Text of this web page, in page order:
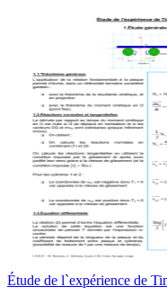
Étude de l`expérience de